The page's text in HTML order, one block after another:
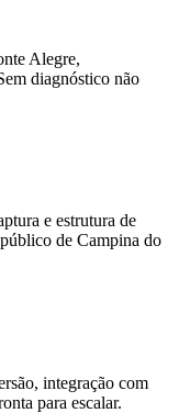
Alegre,
diagnóstico não
e estrutura de
de Campina do
integração com
para escalar.